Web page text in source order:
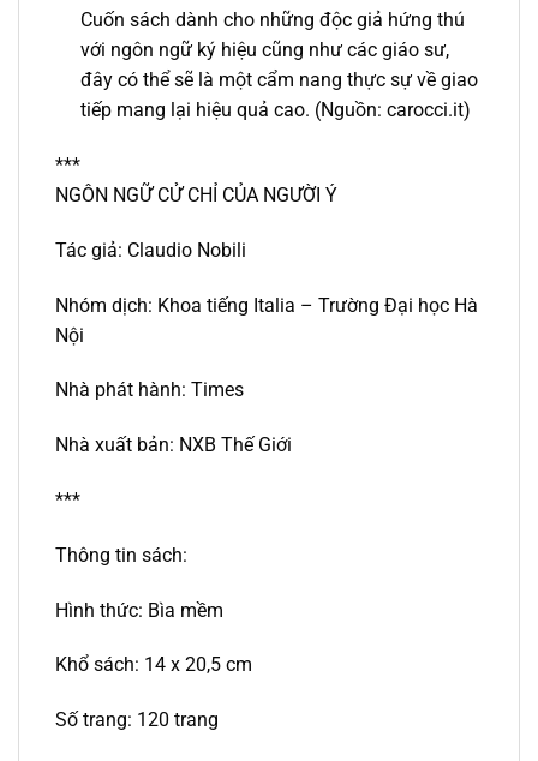
Cuốn sách dành cho những độc giả hứng thú
với ngôn ngữ ký hiệu cũng như các giáo sư,
đây có thể sẽ là một cẩm nang thực sự về giao
tiếp mang lại hiệu quả cao. (Nguồn: carocci.it)
***
NGÔN NGỮ CỬ CHỈ CỦA NGƯỜI Ý
Tác giả: Claudio Nobili
Nhóm dịch: Khoa tiếng Italia – Trường Đại học Hà
Nội
Nhà phát hành: Times
Nhà xuất bản: NXB Thế Giới
***
Thông tin sách:
Hình thức: Bìa mềm
Khổ sách: 14 x 20,5 cm
Số trang: 120 trang